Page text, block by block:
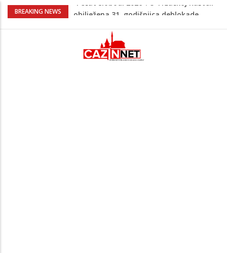
BREAKING NEWS
Porodica iz Krajine u centru afere,
Čestitka povodom Dana Grada Cazina
Velika Kladuša pod udarom požara:
Vatrogasci nadljudskim naporima